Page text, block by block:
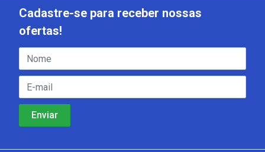
Cadastre-se para receber nossas
ofertas!